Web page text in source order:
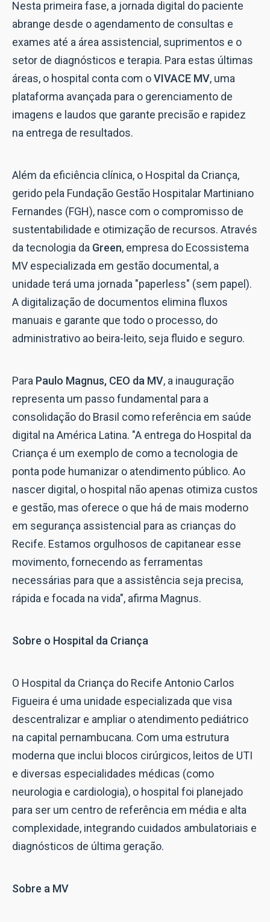
Nesta primeira fase, a jornada digital do paciente
abrange desde o agendamento de consultas e
exames até a área assistencial, suprimentos e o
setor de diagnósticos e terapia. Para estas últimas
áreas, o hospital conta com oVIVACE MV, uma
plataforma avançada para o gerenciamento de
imagens e laudos que garante precisão e rapidez
na entrega de resultados.
Além da eficiência clínica, o Hospital da Criança,
gerido pela Fundação Gestão Hospitalar Martiniano
Fernandes (FGH), nasce com o compromisso de
sustentabilidade e otimização de recursos. Através
da tecnologia da Green, empresa do Ecossistema
MV especializada em gestão documental, a
unidade terá uma jornada "paperless" (sem papel).
A digitalização de documentos elimina fluxos
manuais e garante que todo o processo, do
administrativo ao beira-leito, seja fluido e seguro.
Para Paulo Magnus, CEO da MV, a inauguração
representa um passo fundamental para a
consolidação do Brasil como referência em saúde
digital na América Latina. "A entrega do Hospital da
Criança é um exemplo de como a tecnologia de
ponta pode humanizar o atendimento público. Ao
nascer digital, o hospital não apenas otimiza custos
e gestão, mas oferece o que há de mais moderno
em segurança assistencial para as crianças do
Recife. Estamos orgulhosos de capitanear esse
movimento, fornecendo as ferramentas
necessárias para que a assistência seja precisa,
rápida e focada na vida", afirma Magnus.
Sobre o Hospital da Criança
O Hospital da Criança do Recife Antonio Carlos
Figueira é uma unidade especializada que visa
descentralizar e ampliar o atendimento pediátrico
na capital pernambucana. Com uma estrutura
moderna que inclui blocos cirúrgicos, leitos de UTI
e diversas especialidades médicas (como
neurologia e cardiologia), o hospital foi planejado
para ser um centro de referência em média e alta
complexidade, integrando cuidados ambulatoriais e
diagnósticos de última geração.
Sobre a MV